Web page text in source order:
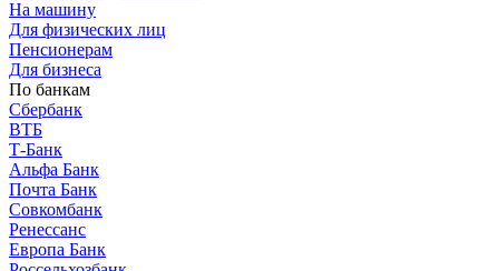
На машину
Для физических лиц
Пенсионерам
Для бизнеса
По банкам
Сбербанк
ВТБ
Т-Банк
Альфа Банк
Почта Банк
Совкомбанк
Ренессанс
Европа Банк